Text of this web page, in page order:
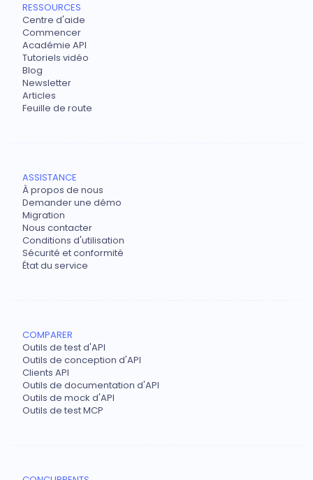
RESSOURCES
Centre d'aide
Commencer
Académie API
Tutoriels vidéo
Blog
Newsletter
Articles
Feuille de route
ASSISTANCE
À propos de nous
Demander une démo
Migration
Nous contacter
Conditions d'utilisation
Sécurité et conformité
État du service
COMPARER
Outils de test d'API
Outils de conception d'API
Clients API
Outils de documentation d'API
Outils de mock d'API
Outils de test MCP